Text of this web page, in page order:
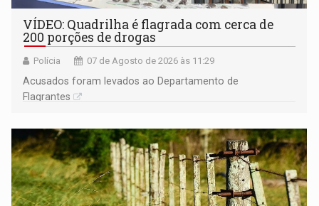
VÍDEO: Quadrilha é flagrada com cerca de
200 porções de drogas
Polícia 07 de Agosto de 2026 às 11:29
Acusados foram levados ao Departamento de
Flagrantes